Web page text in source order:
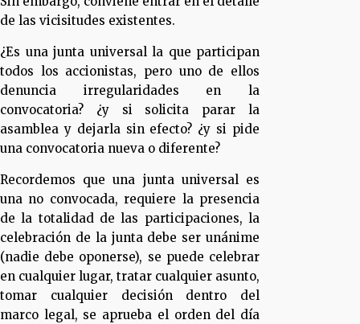
de las vicisitudes existentes.
¿Es una junta universal la que participan
todos los accionistas, pero uno de ellos
denuncia irregularidades en la
convocatoria? ¿y si solicita parar la
asamblea y dejarla sin efecto? ¿y si pide
una convocatoria nueva o diferente?
Recordemos que una junta universal es
una no convocada, requiere la presencia
de la totalidad de las participaciones, la
celebración de la junta debe ser unánime
(nadie debe oponerse), se puede celebrar
en cualquier lugar, tratar cualquier asunto,
tomar cualquier decisión dentro del
marco legal, se aprueba el orden del día